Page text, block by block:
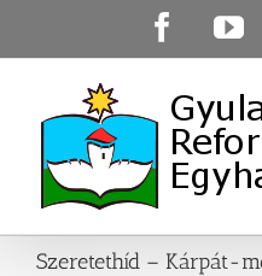
Szeretethíd – Kárpát-